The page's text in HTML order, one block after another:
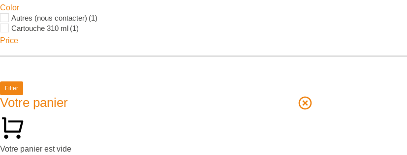
Color
Autres (nous contacter) (1)
Cartouche 310 ml (1)
Price
Filter
Votre panier
Votre panier est vide